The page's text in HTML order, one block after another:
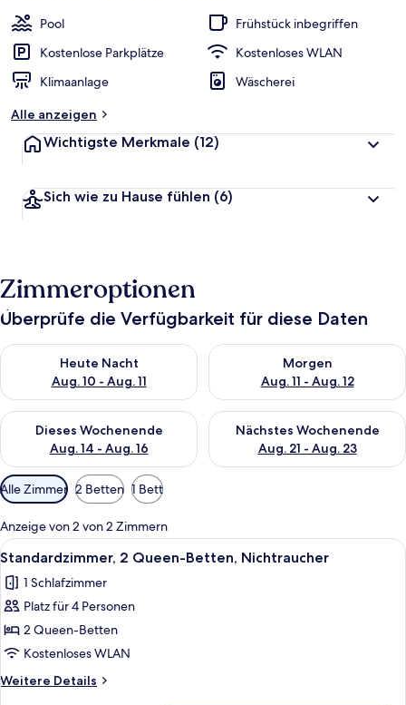
Pool
Frühstück inbegriffen
Kostenlose Parkplätze
Kostenloses WLAN
Klimaanlage
Wäscherei
Alle anzeigen
Wichtigste Merkmale (12)
Sich wie zu Hause fühlen (6)
Zimmeroptionen
Überprüfe die Verfügbarkeit für diese Daten
Heute Nacht
Aug. 10 - Aug. 11
Überprüfe die Verfügbarkeit für heute Nacht, Aug. 10 - Aug.
Morgen
Aug. 11 - Aug. 12
Überprüfe die Verfügbarkeit
Dieses Wochenende
Aug. 14 - Aug. 16
Überprüfe die Verfügbarkeit für dieses Wochenende, Aug. 14
Nächstes Wochenende
Aug. 21 - Aug. 23
Überprüfe die Verfügbarkeit
Verfügbare
Filter
für
Zimmer
Alle Zimmer 2 Betten 1 Bett
Anzeige von 2 von 2 Zimmern
Alle
Fotos
für
Standardzimmer,
2 Queen-
Betten,
Nichtraucher
anzeigen
Ein Hotelzimmer mit zwei Betten,
4
Standardzimmer, 2 Queen-Betten, Nichtraucher
1 Schlafzimmer
Platz für 4 Personen
2 Queen-Betten
Kostenloses WLAN
Weitere Details
Weitere